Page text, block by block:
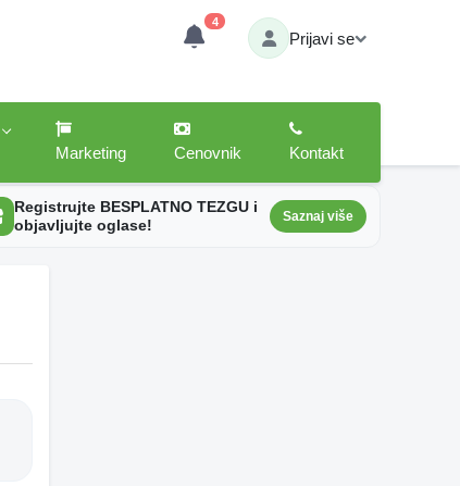
4
Prijavi se
Marketing
Cenovnik Kontakt
Registrujte BESPLATNO TEZGU i
objavljujte oglase!
Saznaj više